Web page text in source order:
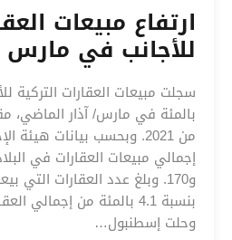
ارتفاع مبيعات
للأجانب في مارس
بالمئة في مارس/ آذار الماضي،
من 2021. وبحسب بيانات هيئة
بنسبة 4.1 بالمئة من
وحلت إسطنبول…